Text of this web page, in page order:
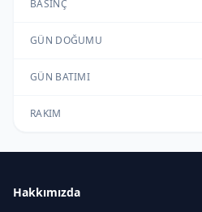
BASINÇ
GÜN DOĞUMU
GÜN BATIMI
RAKIM
Hakkımızda